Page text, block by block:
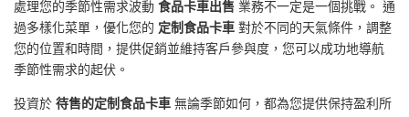
處理您的季節性需求波動 食品卡車出售 業務不一定是一個挑戰。 通
過多樣化菜單，優化您的 定制食品卡車 對於不同的天氣條件，調整
您的位置和時間，提供促銷並維持客戶參與度，您可以成功地導航
季節性需求的起伏。
投資於 待售的定制食品卡車 無論季節如何，都為您提供保持盈利所